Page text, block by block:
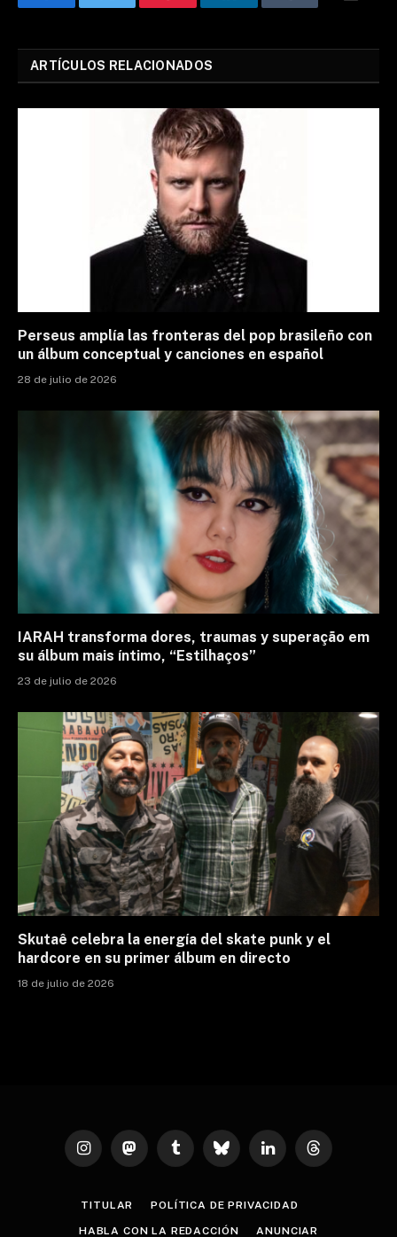
FacebookTwitter Pinterest LinkedInTumblr
ARTÍCULOS RELACIONADOS
Perseus amplía las fronteras del pop brasileño con
un álbum conceptual y canciones en español
28 de julio de 2026
IARAH transforma dores, traumas y superação em
su álbum mais íntimo, “Estilhaços”
23 de julio de 2026
Skutaê celebra la energía del skate punk y el
hardcore en su primer álbum en directo
18 de julio de 2026
InstagramMastodonTumblr Bluesky LinkedInThreads
TITULAR POLÍTICA DE PRIVACIDAD
HABLA CON LA REDACCIÓN ANUNCIAR